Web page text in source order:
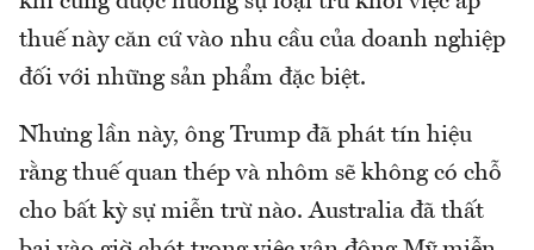
thuế này căn cứ vào nhu cầu của doanh nghiệp
đối với những sản phẩm đặc biệt.
Nhưng lần này, ông Trump đã phát tín hiệu
rằng thuế quan thép và nhôm sẽ không có chỗ
cho bất kỳ sự miễn trừ nào. Australia đã thất